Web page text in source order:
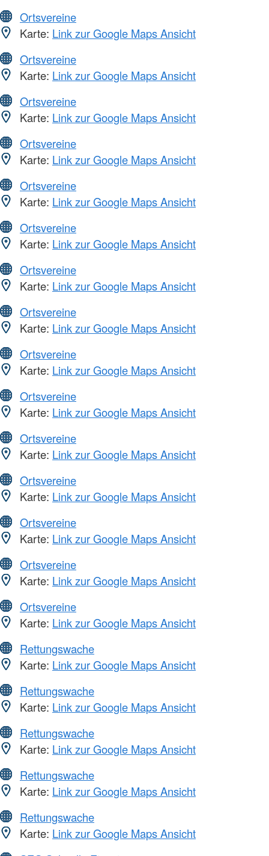
Ortsvereine
Karte: Link zur Google Maps Ansicht
Ortsvereine
Karte: Link zur Google Maps Ansicht
Ortsvereine
Karte: Link zur Google Maps Ansicht
Ortsvereine
Karte: Link zur Google Maps Ansicht
Ortsvereine
Karte: Link zur Google Maps Ansicht
Ortsvereine
Karte: Link zur Google Maps Ansicht
Ortsvereine
Karte: Link zur Google Maps Ansicht
Ortsvereine
Karte: Link zur Google Maps Ansicht
Ortsvereine
Karte: Link zur Google Maps Ansicht
Ortsvereine
Karte: Link zur Google Maps Ansicht
Ortsvereine
Karte: Link zur Google Maps Ansicht
Ortsvereine
Karte: Link zur Google Maps Ansicht
Ortsvereine
Karte: Link zur Google Maps Ansicht
Ortsvereine
Karte: Link zur Google Maps Ansicht
Ortsvereine
Karte: Link zur Google Maps Ansicht
Rettungswache
Karte: Link zur Google Maps Ansicht
Rettungswache
Karte: Link zur Google Maps Ansicht
Rettungswache
Karte: Link zur Google Maps Ansicht
Rettungswache
Karte: Link zur Google Maps Ansicht
Rettungswache
Karte: Link zur Google Maps Ansicht